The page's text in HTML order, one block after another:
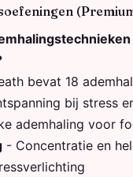
bevat 18
bij stress
ademhaling voor
- Concentratie en